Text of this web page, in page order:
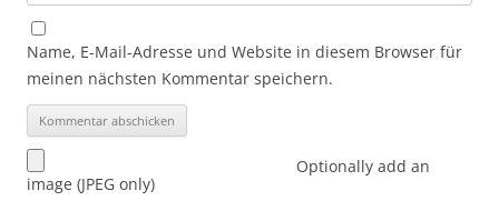
Name, E-Mail-Adresse und Website in diesem Browser für
meinen nächsten Kommentar speichern.
Optionally add an
image (JPEG only)